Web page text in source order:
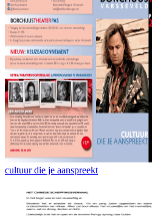
cultuur die je aanspreekt